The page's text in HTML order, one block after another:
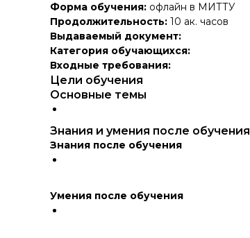
Форма обучения: офлайн в МИТТУ
Продолжительность: 10 ак. часов
Выдаваемый документ:
Категория обучающихся:
Входные требования:
Цели обучения
Основные темы
Знания и умения после обучения
Знания после обучения
Умения после обучения